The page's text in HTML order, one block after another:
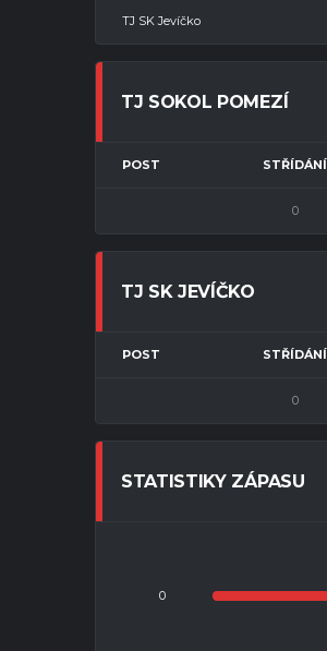
TJ SK Jevíčko
TJ SOKOL POMEZÍ
POST STŘÍDÁNÍ
0
TJ SK JEVÍČKO
POST STŘÍDÁNÍ
0
STATISTIKY ZÁPASU
0